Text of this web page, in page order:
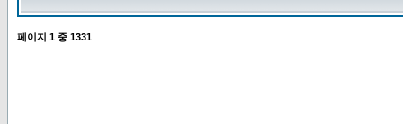
페이지 1 중 1331